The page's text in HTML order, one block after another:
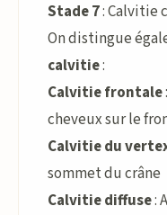
Stade 7: Calvitie
On distingue
calvitie:
Calvitie frontale
cheveux sur le
Calvitie du
sommet du crâne
Calvitie diffuse: